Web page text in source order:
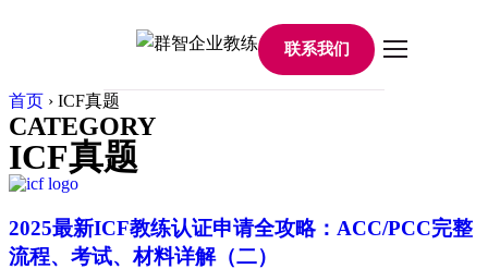
联系我们
首页 › ICF真题
CATEGORY
ICF真题
2025最新ICF教练认证申请全攻略：ACC/PCC完整
流程、考试、材料详解（二）